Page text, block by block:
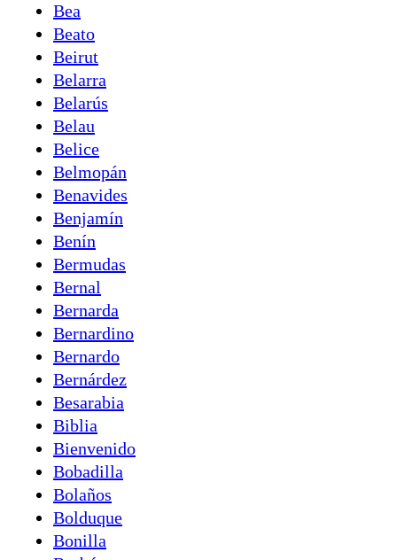
Bea
Beato
Beirut
Belarra
Belarús
Belau
Belice
Belmopán
Benavides
Benjamín
Benín
Bermudas
Bernal
Bernarda
Bernardino
Bernardo
Bernárdez
Besarabia
Biblia
Bienvenido
Bobadilla
Bolaños
Bolduque
Bonilla